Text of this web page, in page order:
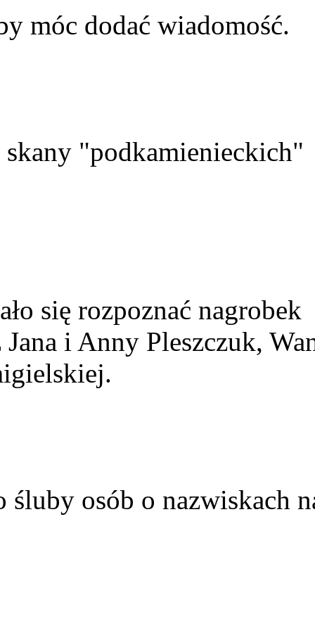
móc dodać wiadomość.
"podkamienieckich"
się rozpoznać nagrobek
i Anny Pleszczuk,
śluby osób o nazwiskach